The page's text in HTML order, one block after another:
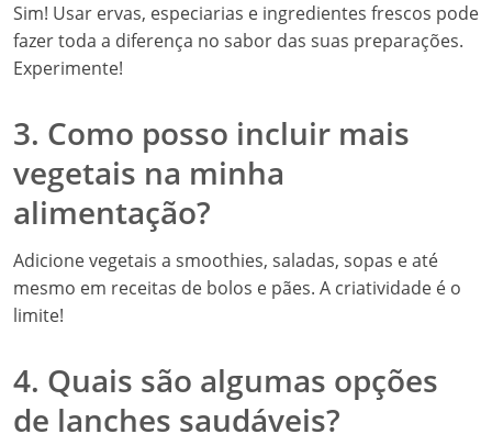
Sim! Usar ervas, especiarias e ingredientes frescos pode
fazer toda a diferença no sabor das suas preparações.
Experimente!
3. Como posso incluir mais
vegetais na minha
alimentação?
Adicione vegetais a smoothies, saladas, sopas e até
mesmo em receitas de bolos e pães. A criatividade é o
limite!
4. Quais são algumas opções
de lanches saudáveis?